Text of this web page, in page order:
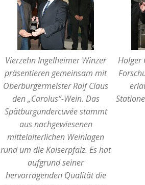
Vierzehn Ingelheimer Winzer
präsentieren gemeinsam mit
Oberbürgermeister Ralf Claus
den „Carolus“-Wein. Das
Spätburgundercuvée stammt
aus nachgewiesenen
mittelalterlichen Weinlagen
rund um die Kaiserpfalz. Es hat
aufgrund seiner
hervorragenden Qualität die
Holger